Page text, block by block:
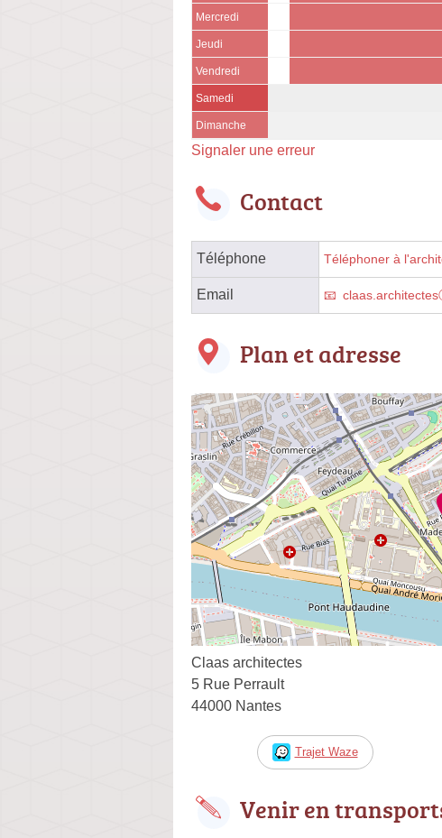
Mercredi
Jeudi
Vendredi
Samedi
Dimanche
Signaler une erreur
Contact
Téléphone Téléphoner à
Email
Plan et adresse
Claas architectes
5 Rue Perrault
44000 Nantes
Trajet Waze
Venir en